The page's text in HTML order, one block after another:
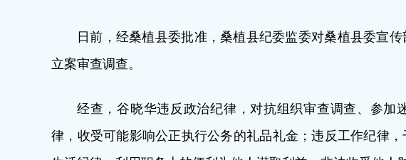
日前，经桑植县委批准，桑植县纪委监委对桑植县委宣
立案审查调查。
经查，谷晓华违反政治纪律，对抗组织审查调查、参加
律，收受可能影响公正执行公务的礼品礼金；违反工作纪律